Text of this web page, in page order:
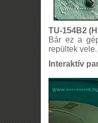
TU-154B2
Bár ez a
repültek
Interaktív